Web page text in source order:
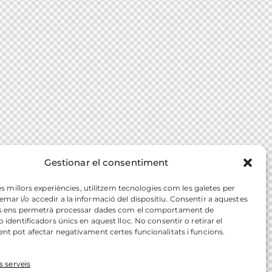
Gestionar el consentiment
millors experiències, utilitzem tecnologies com les galetes per
i/o accedir a la informació del dispositiu. Consentir a aquestes
ens permetrà processar dades com el comportament de
identificadors únics en aquest lloc. No consentir o retirar el
pot afectar negativament certes funcionalitats i funcions.
serveis